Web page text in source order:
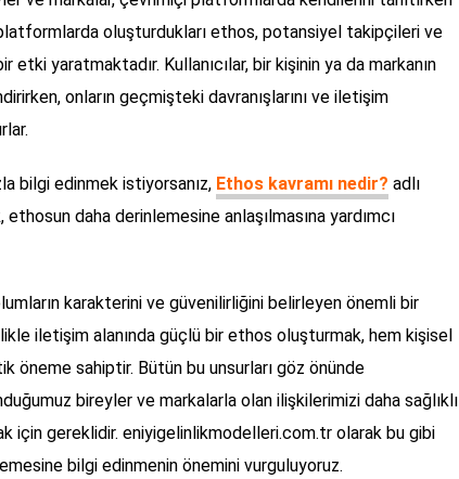
oluşturdukları ethos, potansiyel takipçileri ve
yaratmaktadır. Kullanıcılar, bir kişinin ya da markanın
onların geçmişteki davranışlarını ve iletişim
bilgi edinmek istiyorsanız, Ethos kavramı nedir? adlı
ethosun daha derinlemesine anlaşılmasına yardımcı
karakterini ve güvenilirliğini belirleyen önemli bir
iletişim alanında güçlü bir ethos oluşturmak, hem kişisel
öneme sahiptir. Bütün bu unsurları göz önünde
bireyler ve markalarla olan ilişkilerimizi daha sağlıklı
için gereklidir. eniyigelinlikmodelleri.com.tr olarak bu gibi
bilgi edinmenin önemini vurguluyoruz.